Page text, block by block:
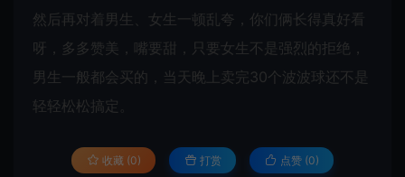
然后再对着男生、女生一顿乱夸，你们俩长得真好看
呀，多多赞美，嘴要甜，只要女生不是强烈的拒绝，
男生一般都会买的，当天晚上卖完30个波波球还不是
轻轻松松搞定。
收藏 (0) 打赏 点赞 (0)